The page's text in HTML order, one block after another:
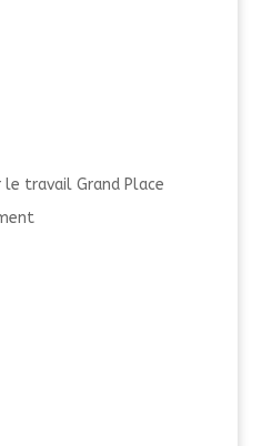
le travail Grand Place